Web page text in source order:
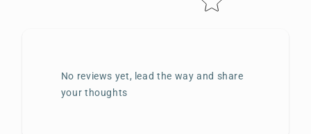
No reviews yet, lead the way and share
your thoughts